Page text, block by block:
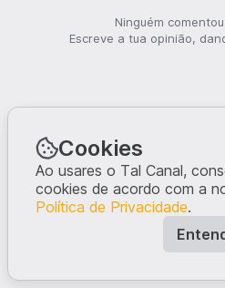
Ninguém
Escreve a tua opinião,
Cookies
Ao usares o Tal Canal,
cookies de acordo com a
Política de Privacidade.